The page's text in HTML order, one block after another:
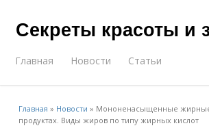
Секреты красоты и
Главная Новости Статьи
Главная » Новости » Мононенасыщенные жирные
продуктах. Виды жиров по типу жирных кислот